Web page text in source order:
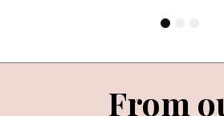
From